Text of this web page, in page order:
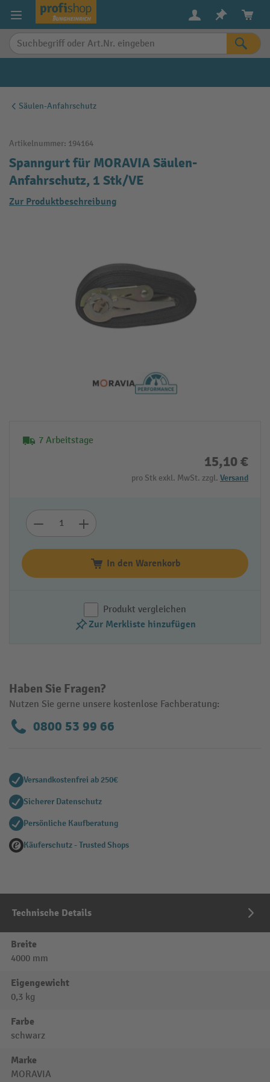
springen
Säulen-Anfahrschutz
Artikelnummer: 194164
Spanngurt für MORAVIA Säulen-
Anfahrschutz, 1 Stk/VE
Zur Produktbeschreibung
7 Arbeitstage
15,10 €
pro Stk exkl. MwSt. zzgl. Versand
In den Warenkorb
Produkt vergleichen
Zur Merkliste hinzufügen
Haben Sie Fragen?
Nutzen Sie gerne unsere kostenlose Fachberatung:
0800 53 99 66
Versandkostenfrei ab 250€
Sicherer Datenschutz
Persönliche Kaufberatung
Käuferschutz - Trusted Shops
Technische Details
Breite
4000 mm
Eigengewicht
0,3 kg
Farbe
schwarz
Marke
MORAVIA